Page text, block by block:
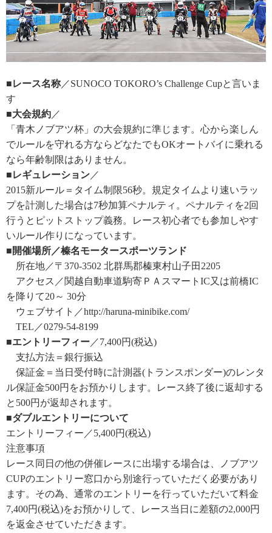
■レース名称 ／SUNOCO TOKORO’s Challenge Cupと言いま
す
■大会規約 ／
「青木ノブアツ杯」の大会規約に準じます。心から楽しん
でルールを守れる方ならどなたでもOKオートバイに乗れる
なら年齢制限はありません。
■レギュレーション ／
2015新ルール＝タイム制限56秒。規定タイムより速いラッ
プを計測した場合は7秒加算ペナルティ。ペナルティを2回
行うとピットストップ義務。レース初心者でも参加しやす
いルール作りになっています。
■開催場所／榛名モータースポーツランド
所在地／〒370-3502 北群馬郡榛東村山子田2205
アクセス／関越自動車道駒寄ＰＡスマートIC又は前橋IC
を降りて20～ 30分
ウェブサイト／http://haruna-minibike.com/
TEL／0279-54-8199
■エントリーフィー ／7,400円(税込)
支払方法＝銀行振込
保証金＝当日受付時に計測器(トランスポンダー)のレンタ
ル保証金500円をお預かりします。レース終了後に返却する
と500円が返却されます。
■ダブルエントリーについて
エントリーフィー／5,400円(税込)
注意事項
レース同日の他の併催レースに出場する場合は、ノブアツ
CUPのエントリー窓口から別途行っていただく必要があり
ます。その為、通常のエントリーを行っていただいて料金
7,400円(税込)をお預かりして、レース当日に差額の2,000円
を返金させていただきます。